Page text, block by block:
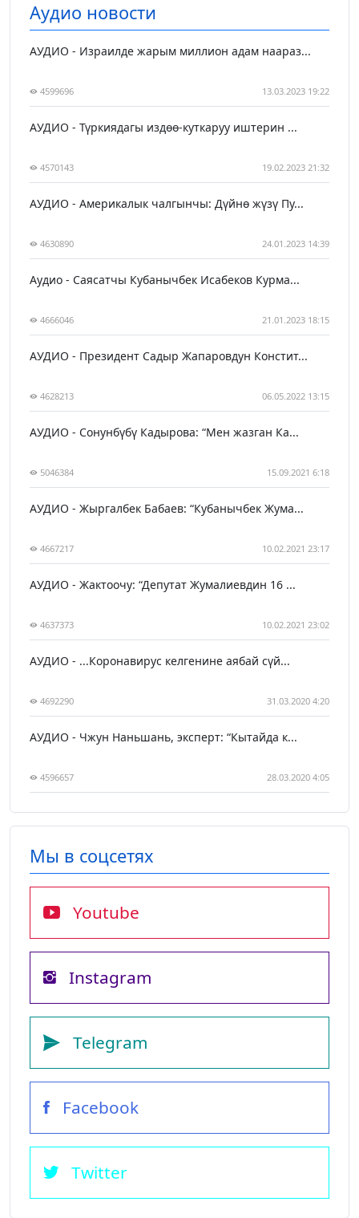
Аудио новости
АУДИО - Израилде жарым миллион адам наараз...
4599696 13.03.2023 19:22
АУДИО - Түркиядагы издөө-куткаруу иштерин ...
4570143 19.02.2023 21:32
АУДИО - Америкалык чалгынчы: Дүйнө жүзү Пу...
4630890 24.01.2023 14:39
Аудио - Саясатчы Кубанычбек Исабеков Курма...
4666046 21.01.2023 18:15
АУДИО - Президент Садыр Жапаровдун Констит...
4628213 06.05.2022 13:15
АУДИО - Сонунбүбү Кадырова: “Мен жазган Ка...
5046384 15.09.2021 6:18
АУДИО - Жыргалбек Бабаев: “Кубанычбек Жума...
4667217 10.02.2021 23:17
АУДИО - Жактоочу: “Депутат Жумалиевдин 16 ...
4637373 10.02.2021 23:02
АУДИО - ...Коронавирус келгенине аябай сүй...
4692290 31.03.2020 4:20
АУДИО - Чжун Наньшань, эксперт: “Кытайда к...
4596657 28.03.2020 4:05
Мы в соцсетях
Youtube
Instagram
Telegram
Facebook
Twitter